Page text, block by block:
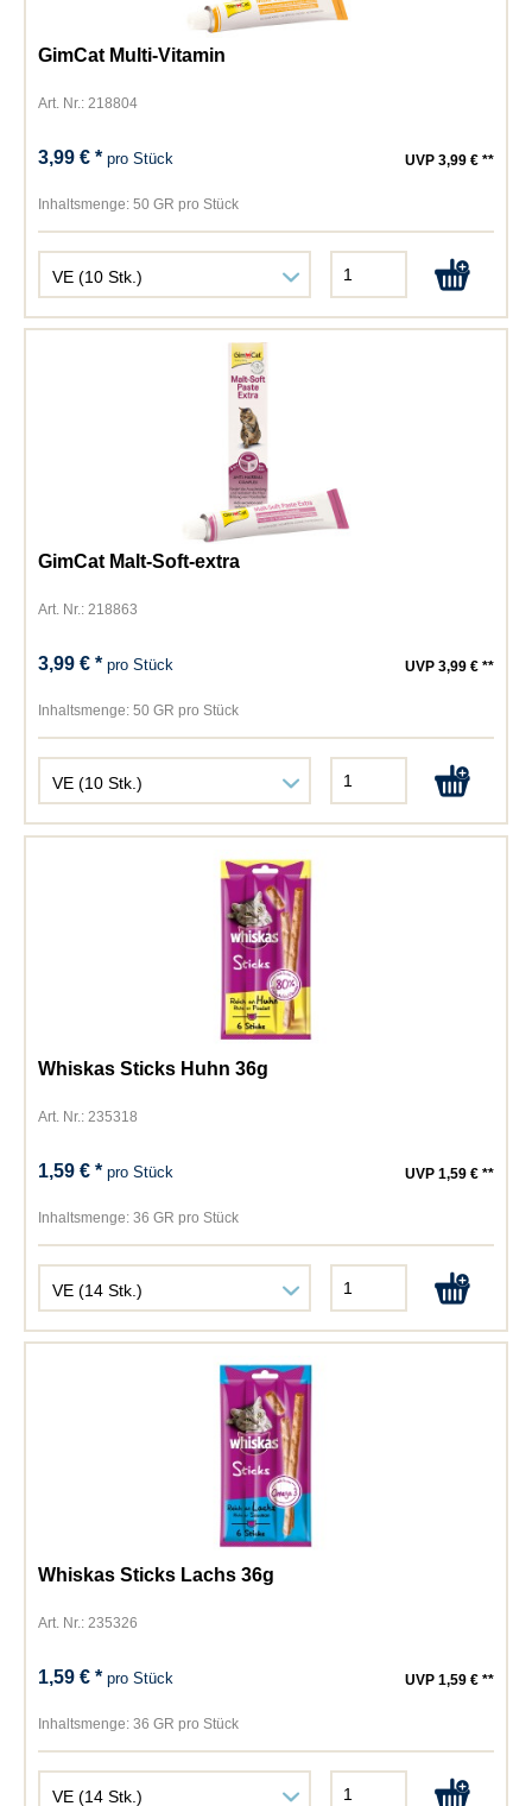
GimCat Multi-Vitamin
Art. Nr.: 218804
3,99 € *pro Stück UVP 3,99 € **
Inhaltsmenge: 50 GR pro Stück
GimCat Malt-Soft-extra
Art. Nr.: 218863
3,99 € *pro Stück UVP 3,99 € **
Inhaltsmenge: 50 GR pro Stück
Whiskas Sticks Huhn 36g
Art. Nr.: 235318
1,59 € *pro Stück UVP 1,59 € **
Inhaltsmenge: 36 GR pro Stück
Whiskas Sticks Lachs 36g
Art. Nr.: 235326
1,59 € *pro Stück UVP 1,59 € **
Inhaltsmenge: 36 GR pro Stück